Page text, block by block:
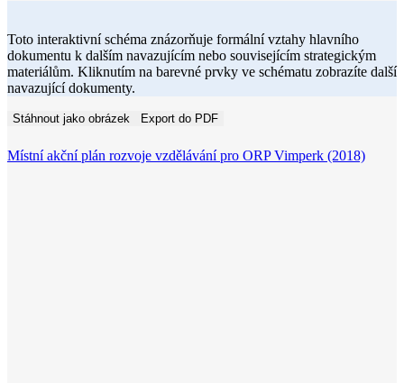
Toto interaktivní schéma znázorňuje formální vztahy hlavního
dokumentu k dalším navazujícím nebo souvisejícím strategickým
materiálům. Kliknutím na barevné prvky ve schématu zobrazíte další
navazující dokumenty.
Stáhnout jako obrázek Export do PDF
Místní akční plán rozvoje vzdělávání pro ORP Vimperk (2018)